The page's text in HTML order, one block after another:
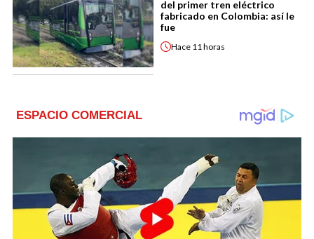
del primer tren eléctrico
fabricado en Colombia: así le
fue
Hace 11 horas